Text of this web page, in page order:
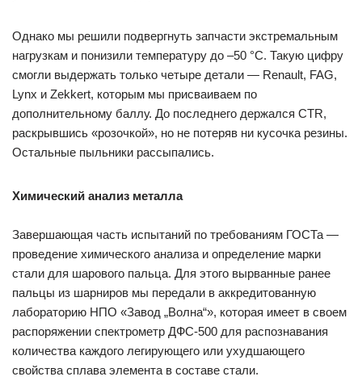
Однако мы решили подвергнуть запчасти экстремальным
нагрузкам и понизили температуру до –50 °С. Такую цифру
смогли выдержать только четыре детали — Renault, FAG,
Lynx и Zekkert, которым мы присваиваем по
дополнительному баллу. До последнего держался CTR,
раскрывшись «розочкой», но не потеряв ни кусочка резины.
Остальные пыльники рассыпались.
Химический анализ металла
Завершающая часть испытаний по требованиям ГОСТа —
проведение химического анализа и определение марки
стали для шарового пальца. Для этого вырванные ранее
пальцы из шарниров мы передали в аккредитованную
лабораторию НПО «Завод „Волна“», которая имеет в своем
распоряжении спектрометр ДФС-500 для распознавания
количества каждого легирующего или ухудшающего
свойства сплава элемента в составе стали.